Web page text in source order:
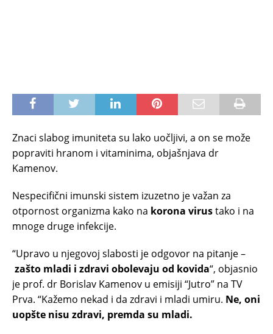
Znaci slabog imuniteta su lako uočljivi, a on se može
popraviti hranom i vitaminima, objašnjava dr
Kamenov.
Nespecifični imunski sistem izuzetno je važan za
otpornost organizma kako na korona virustako i na
mnoge druge infekcije.
“Upravo u njegovoj slabosti je odgovor na pitanje –
zašto mladi i zdravi obolevaju od kovida“, objasnio
je prof. dr Borislav Kamenov u emisiji “Jutro” na TV
Prva. “Kažemo nekad i da zdravi i mladi umiru. Ne, oni
uopšte nisu zdravi, premda su mladi.